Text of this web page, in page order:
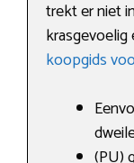
trekt er niet
krasgevoelig
koopgids